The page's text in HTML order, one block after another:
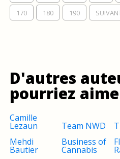
170
180 190
D'autres
pourriez
Camille
Lezaun Team NWD
Mehdi
Bautier
Business of
Cannabis